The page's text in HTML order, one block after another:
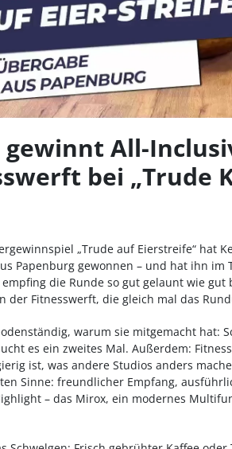
All-
bei „Trude
„Trude auf Eierstreife“ hat
Papenburg gewonnen – und hat ihn im
die Runde so gut gelaunt wie gut
der Fitnesswerft, die gleich mal das
warum sie mitgemacht hat:
es ein zweites Mal. Außerdem:
ist, was andere Studios anders
Sinne: freundlicher Empfang,
– das Mirox, ein modernes